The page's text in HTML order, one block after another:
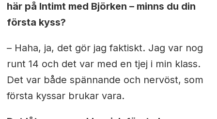
här på Intimt med Björken – minns du din
första kyss?
– Haha, ja, det gör jag faktiskt. Jag var nog
runt 14 och det var med en tjej i min klass.
Det var både spännande och nervöst, som
första kyssar brukar vara.